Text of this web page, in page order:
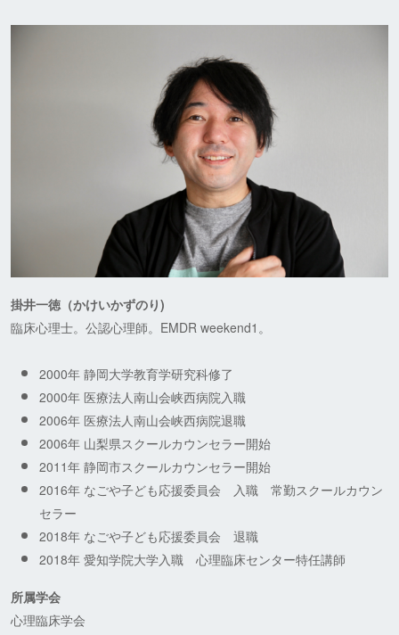
掛井一徳（かけいかずのり)
臨床心理士。公認心理師。EMDR weekend1。
2000年 静岡大学教育学研究科修了
2000年 医療法人南山会峡西病院入職
2006年 医療法人南山会峡西病院退職
2006年 山梨県スクールカウンセラー開始
2011年 静岡市スクールカウンセラー開始
2016年 なごや子ども応援委員会 入職 常勤スクールカウン
セラー
2018年 なごや子ども応援委員会 退職
2018年 愛知学院大学入職 心理臨床センター特任講師
所属学会
心理臨床学会